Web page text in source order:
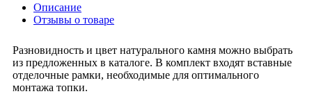
Описание
Отзывы о товаре
Разновидность и цвет натурального камня можно выбрать
из предложенных в каталоге. В комплект входят вставные
отделочные рамки, необходимые для оптимального
монтажа топки.